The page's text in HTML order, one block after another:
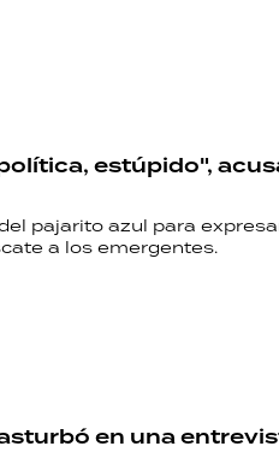
estúpido",
pajarito azul para
a los emergentes.
en una